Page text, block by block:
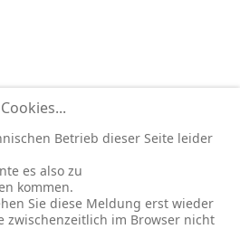
Betrieb dieser Seite leider
es also zu
kommen.
Sie diese Meldung erst wieder
zwischenzeitlich im Browser nicht